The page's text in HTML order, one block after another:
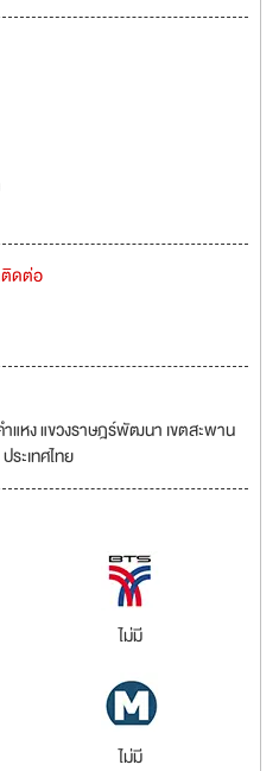
ติดต่อ
แหง แขวงราษฎร์พัฒนา เขตสะพาน
ะเทศไทย
ไม่มี
ไม่มี